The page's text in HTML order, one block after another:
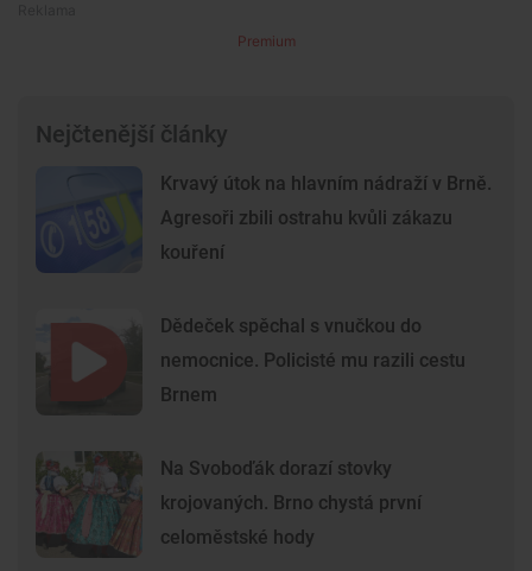
Premium
Nejčtenější články
Krvavý útok na hlavním nádraží v Brně.
Agresoři zbili ostrahu kvůli zákazu
kouření
Dědeček spěchal s vnučkou do
nemocnice. Policisté mu razili cestu
Brnem
Na Svoboďák dorazí stovky
krojovaných. Brno chystá první
celoměstské hody